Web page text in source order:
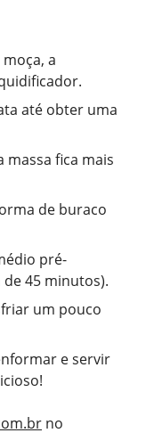
a
até obter uma
massa fica mais
de buraco
pré-
45 minutos).
um pouco
e servir
no